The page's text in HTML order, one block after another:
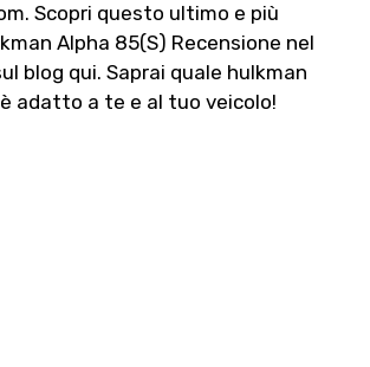
Scopri questo ultimo e più
Alpha 85(S) Recensione nel
blog qui. Saprai quale hulkman
adatto a te e al tuo veicolo!